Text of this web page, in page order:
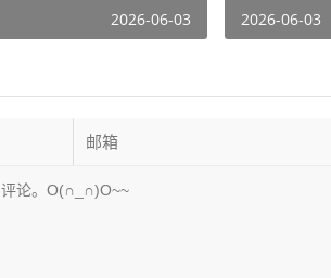
2026-06-03 2026-06-03